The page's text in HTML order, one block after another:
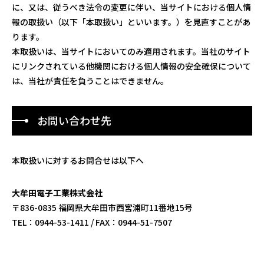
に、又は、従うべき法令の変更に伴い、当サイトにおける個人情
報の取扱い（以下「本取扱い」といいます。）を見直すことがあ
ります。
本取扱いは、当サイトにおいてのみ適用されます。当社のサイト
にリンクされている他機関における個人情報の安全確保について
は、当社が責任を負うことはできません。
お問い合わせ先
本取扱いに対するお問合せは以下へ
大牟田電子工業株式会社
〒836-0835 福岡県大牟田市西宮浦町11番地15号
TEL：0944-53-1411 / FAX：0944-51-7507